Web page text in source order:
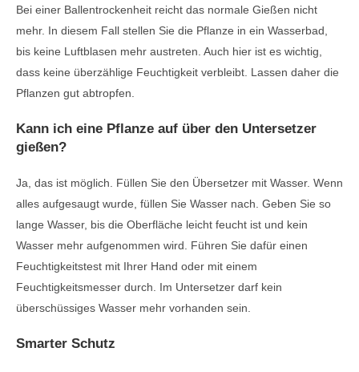
Bei einer Ballentrockenheit reicht das normale Gießen nicht
mehr. In diesem Fall stellen Sie die Pflanze in ein Wasserbad,
bis keine Luftblasen mehr austreten. Auch hier ist es wichtig,
dass keine überzählige Feuchtigkeit verbleibt. Lassen daher die
Pflanzen gut abtropfen.
Kann ich eine Pflanze auf über den Untersetzer
gießen?
Ja, das ist möglich. Füllen Sie den Übersetzer mit Wasser. Wenn
alles aufgesaugt wurde, füllen Sie Wasser nach. Geben Sie so
lange Wasser, bis die Oberfläche leicht feucht ist und kein
Wasser mehr aufgenommen wird. Führen Sie dafür einen
Feuchtigkeitstest mit Ihrer Hand oder mit einem
Feuchtigkeitsmesser durch. Im Untersetzer darf kein
überschüssiges Wasser mehr vorhanden sein.
Smarter Schutz